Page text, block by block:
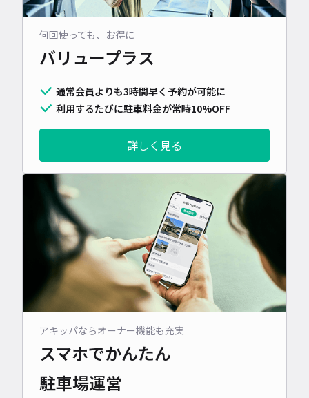
何回使っても、お得に
バリュープラス
通常会員よりも3時間早く予約が可能に
利用するたびに駐車料金が常時10%OFF
詳しく見る
アキッパならオーナー機能も充実
スマホでかんたん
駐車場運営